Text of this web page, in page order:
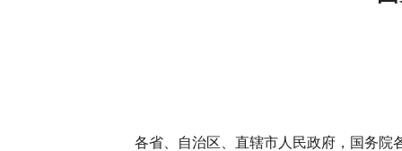
各省、自治区、直辖市人民政府，国务院